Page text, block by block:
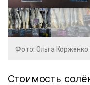
Фото: Ольга
Стоимость